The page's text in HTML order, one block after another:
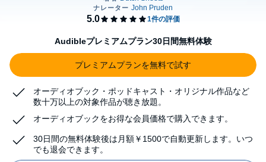
Audibleプレミアムプラン30日間無料体験
プレミアムプランを無料で試す
オーディオブック・ポッドキャスト・オリジナル作品など
数十万以上の対象作品が聴き放題。
オーディオブックをお得な会員価格で購入できます。
30日間の無料体験後は月額￥1500で自動更新します。いつ
でも退会できます。